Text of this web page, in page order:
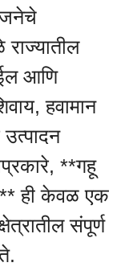
राज्यातील
आणि
हवामान
उत्पादन
**गहू
ही केवळ एक
संपूर्ण